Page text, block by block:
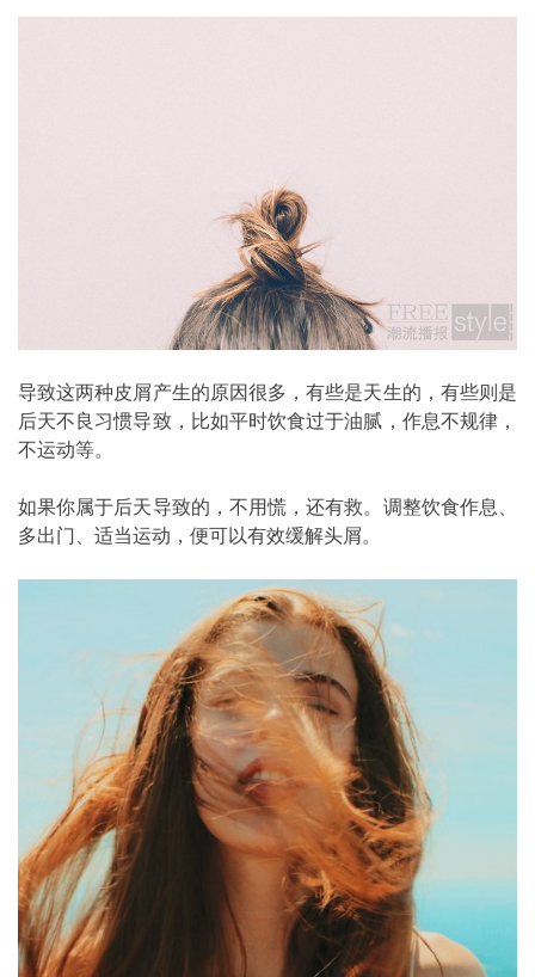
导致这两种皮屑产生的原因很多，有些是天生的，有些则是
后天不良习惯导致，比如平时饮食过于油腻，作息不规律，
不运动等。
如果你属于后天导致的，不用慌，还有救。调整饮食作息、
多出门、适当运动，便可以有效缓解头屑。